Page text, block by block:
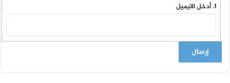
أدخل الايميل